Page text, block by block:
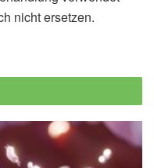
nicht ersetzen.